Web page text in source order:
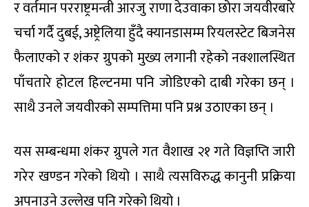
र वर्तमान परराष्ट्रमन्त्री आरजु राणा देउवाका छोरा जयवीरबारे
चर्चा गर्दै दुबई, अष्ट्रेलिया हुँदै क्यानडासम्म रियलस्टेट बिजनेस
फैलाएको र शंकर ग्रुपको मुख्य लगानी रहेको नक्शालस्थित
पाँचतारे होटल हिल्टनमा पनि जोडिएको दाबी गरेका छन् ।
साथै उनले जयवीरको सम्पत्तिमा पनि प्रश्न उठाएका छन् ।
यस सम्बन्धमा शंकर ग्रुपले गत वैशाख २१ गते विज्ञप्ति जारी
गरेर खण्डन गरेको थियो । साथै त्यसविरुद्ध कानुनी प्रक्रिया
अपनाउने उल्लेख पनि गरेको थियो ।